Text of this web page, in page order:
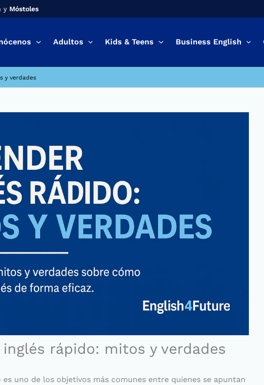
y Móstoles
Adultos Kids & Teens Business English
y verdades
rápido: mitos y verdades
uno de los objetivos más comunes entre quienes se apuntan